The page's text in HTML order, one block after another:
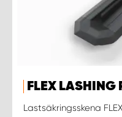
FLEX LASHING
Lastsäkringsskena